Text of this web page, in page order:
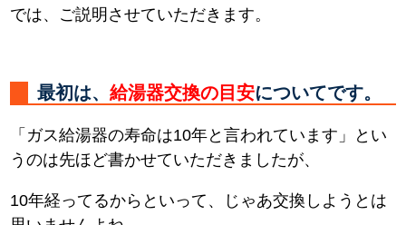
では、ご説明させていただきます。
最初は、給湯器交換の目安についてです。
「ガス給湯器の寿命は10年と言われています」とい
うのは先ほど書かせていただきましたが、
10年経ってるからといって、じゃあ交換しようとは